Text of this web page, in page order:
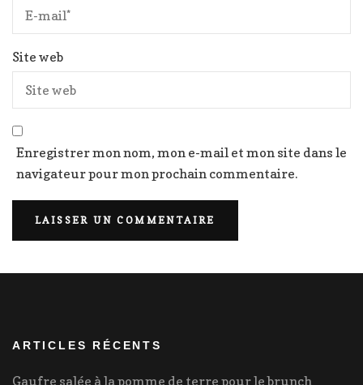
Site web
Enregistrer mon nom, mon e-mail et mon site dans le
navigateur pour mon prochain commentaire.
ARTICLES RÉCENTS
Gaufre salée à la pomme de terre pour le brunch